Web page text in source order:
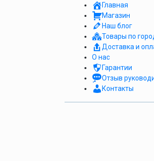
Главная
Магазин
Наш блог
Товары по
Доставка и
О нас
Гарантии
Отзыв
Контакты